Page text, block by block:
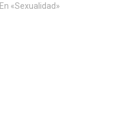
En «Sexualidad»